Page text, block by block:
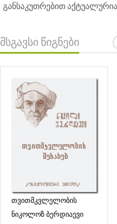
განსაკუთრებით
მსგავსი წიგნები
თვითმკვლელობის
შესახებ
ნიკოლოზ ბერდიაევი